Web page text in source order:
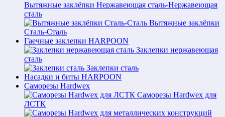
Вытяжные заклёпки Нержавеющая сталь-Нержавеющая
сталь
Вытяжные заклёпки
Сталь-Сталь
Гаечные заклепки HARPOON
Заклепки нержавеющая
сталь
Заклепки сталь
Насадки и биты HARPOON
Саморезы Hardwex
Саморезы Hardwex для
ЛСТК